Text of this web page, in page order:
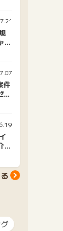
ン
件
ン
キ